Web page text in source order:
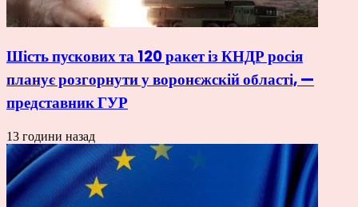
Шість пускових та 120 ракет із КНДР росія
планує розгорнути у воронєжскій області, —
представник ГУР
13 години назад